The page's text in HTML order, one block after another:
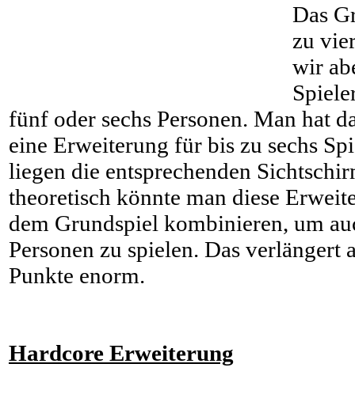
Das
zu
wir
fünf oder sechs Personen. Man hat
eine Erweiterung für bis zu sechs
liegen die entsprechenden
theoretisch könnte man diese
dem Grundspiel kombinieren, um
Personen zu spielen. Das verlängert
Punkte enorm.
Hardcore Erweiterung